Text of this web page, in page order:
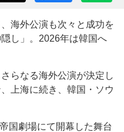
海外公演も次々と成功を
し」。2026年は韓国へ
らなる海外公演が決定し
上海に続き、韓国・ソウ
国劇場にて開幕した舞台